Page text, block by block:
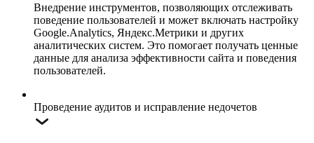
Внедрение инструментов, позволяющих отслеживать
поведение пользователей и может включать настройку
Google.Analytics, Яндекс.Метрики и других
аналитических систем. Это помогает получать ценные
данные для анализа эффективности сайта и поведения
пользователей.
Проведение аудитов и исправление недочетов